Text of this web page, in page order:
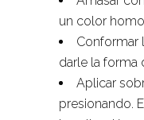
un color
Conformar
darle la forma
Aplicar
presionando.